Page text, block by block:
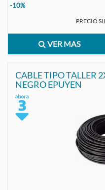
-10%
PRECIO
VER MAS
CABLE TIPO TALLER
NEGRO EPUYEN